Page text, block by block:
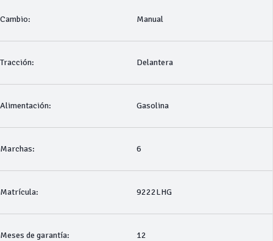
Cambio: Manual
Tracción: Delantera
Alimentación: Gasolina
Marchas: 6
Matrícula: 9222LHG
Meses de garantía: 12